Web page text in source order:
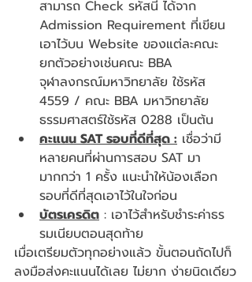
สามารถ Check รหัสนี้ ได้จาก
Admission Requirement ที่เขียน
เอาไว้บน Website ของแต่ละคณะ
ยกตัวอย่างเช่นคณะ BBA
จุฬาลงกรณ์มหาวิทยาลัย ใช้รหัส
4559 / คณะ BBA มหาวิทยาลัย
ธรรมศาสตร์ใช้รหัส 0288 เป็นต้น
คะแนน SAT รอบที่ดีที่สุด : เชื่อว่ามี
หลายคนที่ผ่านการสอบ SAT มา
มากกว่า 1 ครั้ง แนะนำให้น้องเลือก
รอบที่ดีที่สุดเอาไว้ในใจก่อน
บัตรเครดิต : เอาไว้สำหรับชำระค่าธร
รมเนียบตอนสุดท้าย
เมื่อเตรียมตัวทุกอย่างแล้ว ขั้นตอนถัดไปก็
ลงมือส่งคะแนนได้เลย ไม่ยาก ง่ายนิดเดียว